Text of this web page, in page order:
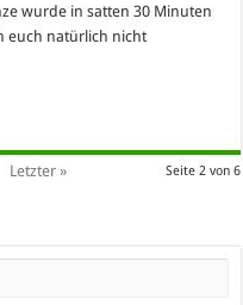
wurde in satten 30 Minuten
euch natürlich nicht
Seite 2 von 6
Letzter »